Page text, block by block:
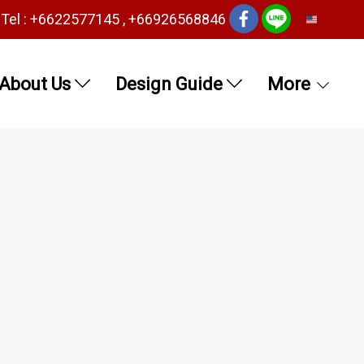
Tel : +6622577145 , +66926568846
Us Design Guide More